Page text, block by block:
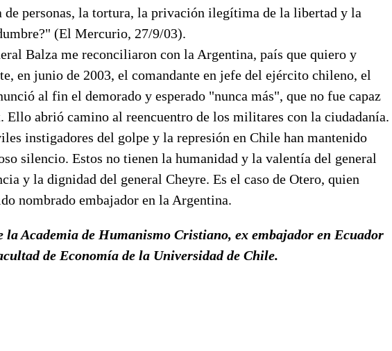
de personas, la tortura, la privación ilegítima de la libertad y la
(El Mercurio, 27/9/03).
Balza me reconciliaron con la Argentina, país que quiero y
en junio de 2003, el comandante en jefe del ejército chileno, el
al fin el demorado y esperado "nunca más", que no fue capaz
Ello abrió camino al reencuentro de los militares con la ciudadanía.
instigadores del golpe y la represión en Chile han mantenido
silencio. Estos no tienen la humanidad y la valentía del general
y la dignidad del general Cheyre. Es el caso de Otero, quien
nombrado embajador en la Argentina.
la Academia de Humanismo Cristiano, ex embajador en Ecuador
de Economía de la Universidad de Chile.